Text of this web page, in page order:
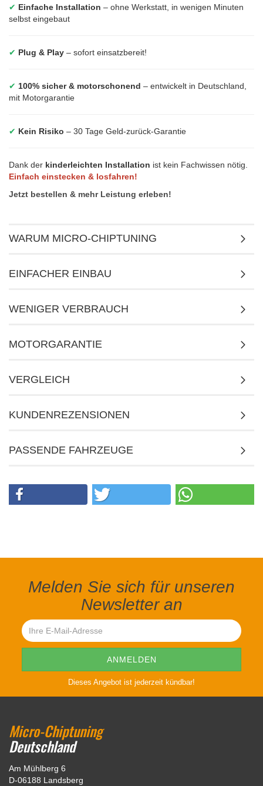
✔ Einfache Installation – ohne Werkstatt, in wenigen Minuten
selbst eingebaut
✔ Plug & Play – sofort einsatzbereit!
✔ 100% sicher & motorschonend – entwickelt in Deutschland,
mit Motorgarantie
✔ Kein Risiko – 30 Tage Geld-zurück-Garantie
Dank der kinderleichten Installation ist kein Fachwissen nötig.
Einfach einstecken & losfahren!
Jetzt bestellen & mehr Leistung erleben!
WARUM MICRO-CHIPTUNING
EINFACHER EINBAU
WENIGER VERBRAUCH
MOTORGARANTIE
VERGLEICH
KUNDENREZENSIONEN
PASSENDE FAHRZEUGE
Melden Sie sich für unseren
Newsletter an
Dieses Angebot ist jederzeit kündbar!
Micro-Chiptuning
Deutschland
Am Mühlberg 6
D-06188 Landsberg